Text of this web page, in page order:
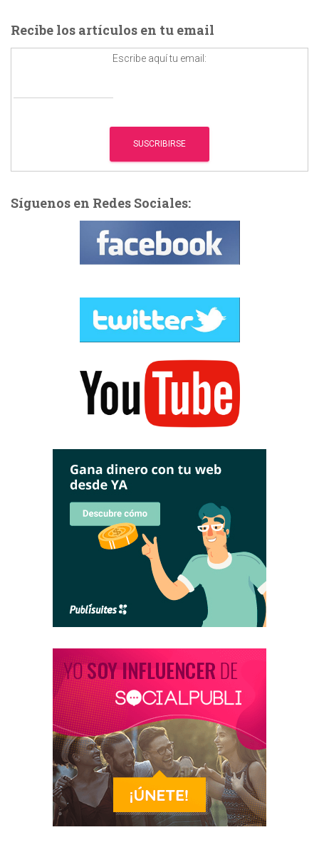
r
:
Recibe los artículos en tu email
Escribe aquí tu email:
Síguenos en Redes Sociales: